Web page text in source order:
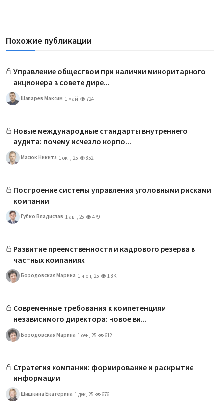
Похожие публикации
Управление обществом при наличии миноритарного
акционера в совете дире...
Шапарев Максим 1 май 724
Новые международные стандарты внутреннего
аудита: почему исчезло корпо...
Масюк Никита 1 окт, 25 852
Построение системы управления уголовными рисками
компании
Губко Владислав 1 авг, 25 479
Развитие преемственности и кадрового резерва в
частных компаниях
Бородовская Марина 1 июн, 25 1.8K
Современные требования к компетенциям
независимого директора: новое ви...
Бородовская Марина 1 сен, 25 612
Стратегия компании: формирование и раскрытие
информации
Шишкина Екатерина 1 дек, 25 676